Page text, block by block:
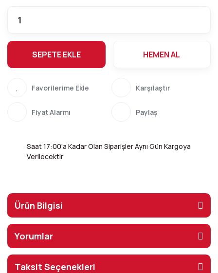
SEPETE EKLE HEMEN AL
Karşılaştır
Fiyat Alarmı Paylaş
Saat 17:00'a Kadar Olan Siparişler Aynı Gün Kargoya
Verilecektir
Ürün Bilgisi
Yorumlar
Taksit Seçenekleri